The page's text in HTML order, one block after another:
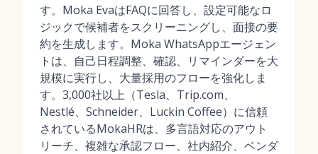
す。Moka EvaはFAQに回答し、設定可能なロ
ジックで候補者をスクリーニングし、面接の要
約を生成します。Moka WhatsAppエージェン
トは、自己日程調整、確認、リマインダーを大
規模に実行し、大量採用のフローを強化しま
す。3,000社以上（Tesla、Trip.com、
Nestlé、Schneider、Luckin Coffee）に信頼
されているMokaHRは、多言語対応のアウト
リーチ、複雑な承認フロー、社内紹介、ベンダ